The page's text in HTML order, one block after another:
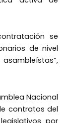
se
de nivel
Nacional
contratos del
por